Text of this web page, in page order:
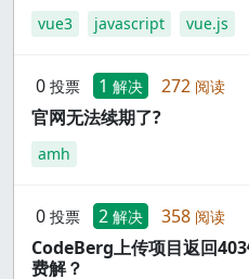
vue3 javascript vue.js
0 投票 1 解决 272 阅读
官网无法续期了?
amh
0 投票 2 解决 358 阅读
CodeBerg上传项目返回
费解？